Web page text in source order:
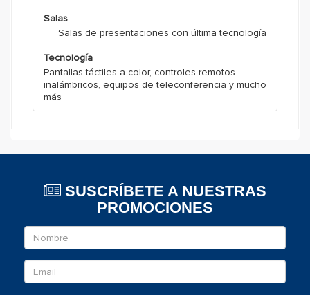
Salas
Salas de presentaciones con última tecnología
Tecnología
Pantallas táctiles a color, controles remotos
inalámbricos, equipos de teleconferencia y mucho
más
SUSCRÍBETE A NUESTRAS
PROMOCIONES
Nombre
Email